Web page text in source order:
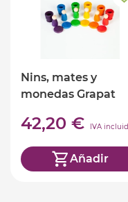
Nins, mates y
monedas Grapat
42,20 € IVA
Añadir